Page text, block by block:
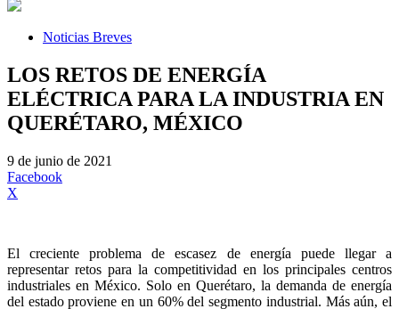
Noticias Breves
LOS RETOS DE ENERGÍA
ELÉCTRICA PARA LA INDUSTRIA EN
QUERÉTARO, MÉXICO
9 de junio de 2021
Facebook
X
El creciente problema de escasez de energía puede llegar a
representar retos para la competitividad en los principales centros
industriales en México. Solo en Querétaro, la demanda de energía
del estado proviene en un 60% del segmento industrial. Más aún, el